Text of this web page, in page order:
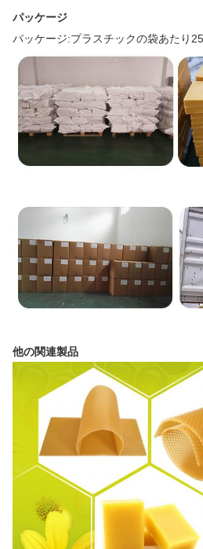
パッケージ
パッケージ:プラスチックの袋あたり
他の関連製品